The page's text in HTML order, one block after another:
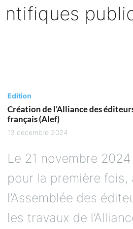
Edition
Création de l’Alliance des
français (Alef)
13 décembre 2024
Le 21 novembre 2024
pour la première fois,
l’Assemblée des
les travaux de